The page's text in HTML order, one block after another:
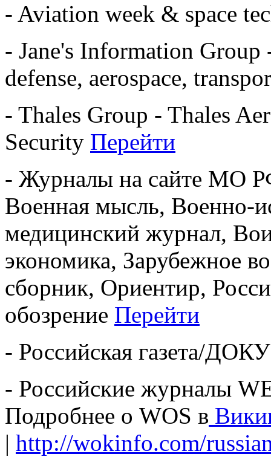
- Aviation week & space
- Jane's Information
defense, aerospace,
- Thales Group - Thales
Security Перейти
- Журналы на сайте МО
Военная мысль, Военно-
медицинский журнал,
экономика, Зарубежное
сборник, Ориентир,
обозрение Перейти
- Российская газета/
- Российские журналы
Подробнее о WOS в
| http://wokinfo.com/